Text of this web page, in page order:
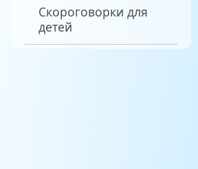
Скороговорки для
детей